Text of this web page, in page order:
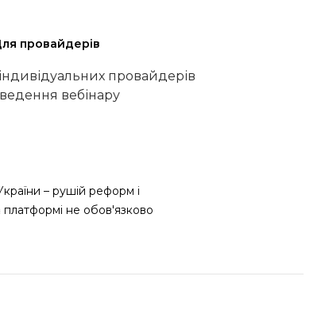
провайдерів
провайдерів
вебінару
– рушій реформ і
платформі не обов'язково